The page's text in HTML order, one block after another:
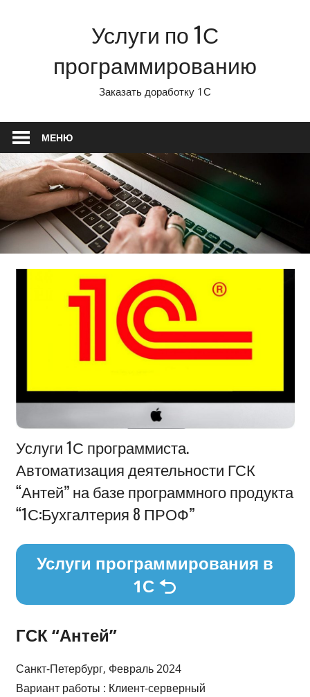
Услуги по 1С
программированию
Заказать доработку 1С
МЕНЮ
Информация
Услуги 1С программиста.
Автоматизация деятельности ГСК
“Антей” на базе программного продукта
“1С:Бухгалтерия 8 ПРОФ”
Услуги программирования в
1С
ГСК “Антей”
Санкт-Петербург, Февраль 2024
Вариант работы : Клиент-серверный